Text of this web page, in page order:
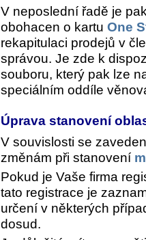
V neposlední řadě je
obohacen o kartu One
rekapitulaci prodejů v
správou. Je zde k
souboru, který pak lze
speciálním oddíle
Úprava stanovení
V souvislosti se
změnám při stanovení
Pokud je Vaše firma
tato registrace je
určení v některých
dosud.